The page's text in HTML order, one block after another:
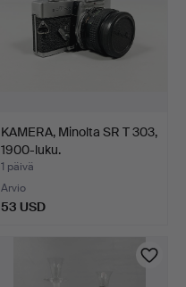
KAMERA, Minolta SR T 303,
1900-luku.
1 päivä
Arvio
53 USD